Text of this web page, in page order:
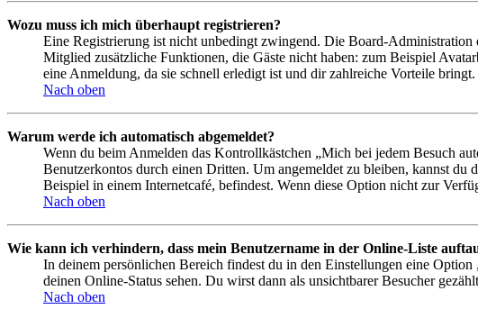
Wozu muss ich mich überhaupt registrieren?
Eine Registrierung ist nicht unbedingt zwingend. Die Board-Administration
Mitglied zusätzliche Funktionen, die Gäste nicht haben: zum Beispiel
eine Anmeldung, da sie schnell erledigt ist und dir zahlreiche Vorteile bringt.
Nach oben
Warum werde ich automatisch abgemeldet?
Wenn du beim Anmelden das Kontrollkästchen „Mich bei jedem Besuch
Benutzerkontos durch einen Dritten. Um angemeldet zu bleiben, kannst
Beispiel in einem Internetcafé, befindest. Wenn diese Option nicht zur
Nach oben
Wie kann ich verhindern, dass mein Benutzername in der Online-Liste
In deinem persönlichen Bereich findest du in den Einstellungen eine
deinen Online-Status sehen. Du wirst dann als unsichtbarer Besucher
Nach oben